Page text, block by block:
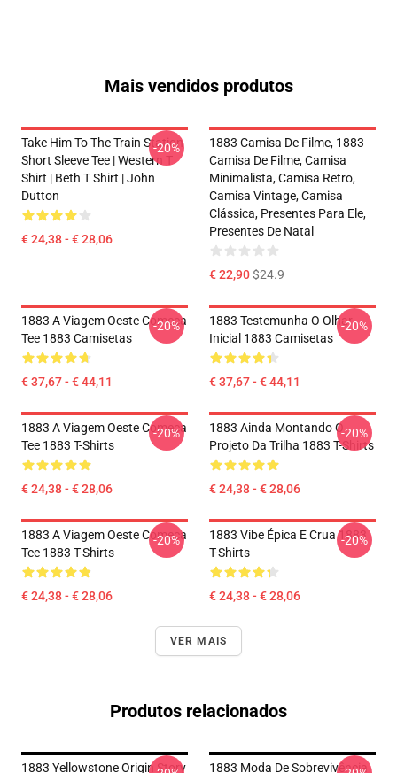
Mais vendidos produtos
Take Him To The Train Station
Short Sleeve Tee | Western T
Shirt | Beth T Shirt | John
Dutton
€ 24,38 - € 28,06
-20%
1883 Camisa De Filme, 1883
Camisa De Filme, Camisa
Minimalista, Camisa Retro,
Camisa Vintage, Camisa
Clássica, Presentes Para Ele,
Presentes De Natal
€ 22,90$24.9
1883 A Viagem Oeste Começa
Tee 1883 Camisetas
€ 37,67 - € 44,11
-20%
1883 Testemunha O Olhar
Inicial 1883 Camisetas
€ 37,67 - € 44,11
-20%
1883 A Viagem Oeste Começa
Tee 1883 T-Shirts
€ 24,38 - € 28,06
-20%
1883 Ainda Montando O
Projeto Da Trilha 1883 T-Shirts
€ 24,38 - € 28,06
-20%
1883 A Viagem Oeste Começa
Tee 1883 T-Shirts
€ 24,38 - € 28,06
-20%
1883 Vibe Épica E Crua 1883
T-Shirts
€ 24,38 - € 28,06
-20%
VER MAIS
Produtos relacionados
1883 Yellowstone Origin Story
1883 Moda De Sobrevivência